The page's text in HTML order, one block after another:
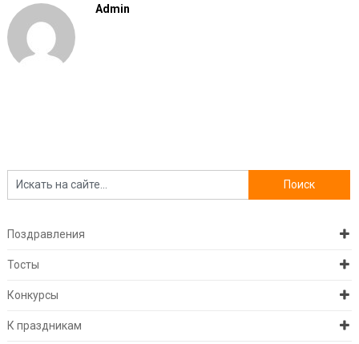
Admin
Поздравления
Тосты
Конкурсы
К праздникам